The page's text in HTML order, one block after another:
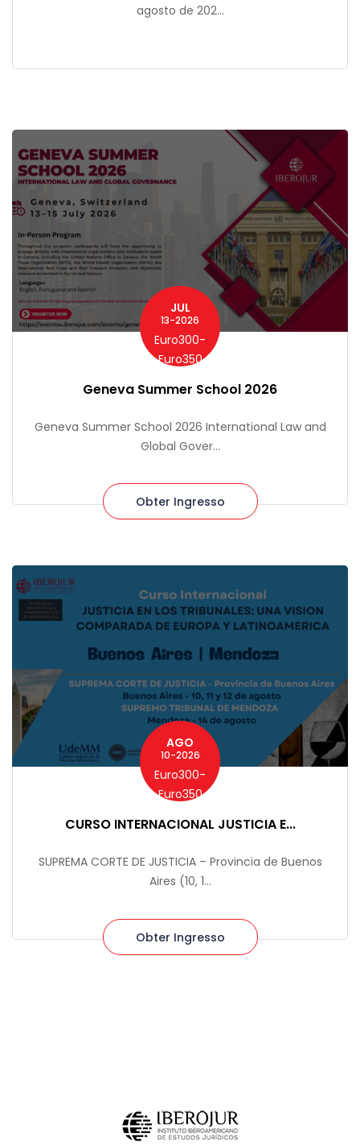
agosto de 202...
JUL
13-2026
Euro300-
Euro350
Geneva Summer School 2026
Geneva Summer School 2026 International Law and
Global Gover...
Obter Ingresso
AGO
10-2026
Euro300-
Euro350
CURSO INTERNACIONAL JUSTICIA E...
SUPREMA CORTE DE JUSTICIA – Provincia de Buenos
Aires (10, 1...
Obter Ingresso